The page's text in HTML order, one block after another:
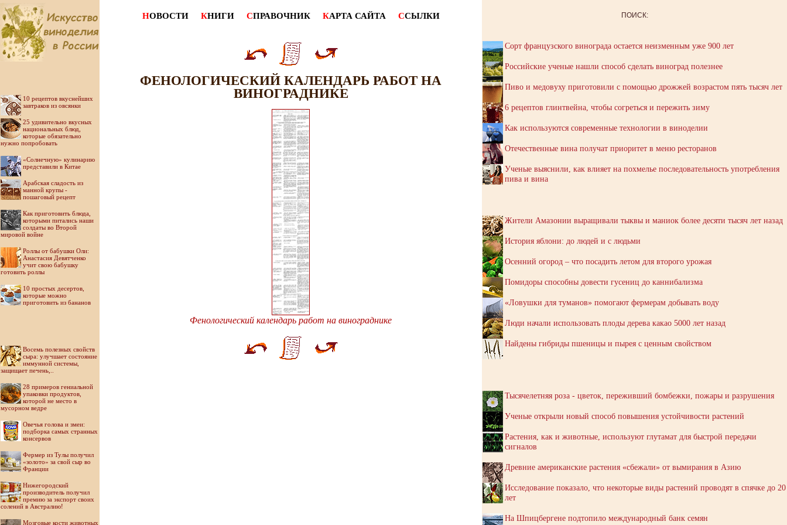
10 рецептов вкуснейших
завтраков из овсянки
25 удивительно вкусных
национальных блюд,
которые обязательно
нужно попробовать
«Солнечную» кулинарию
представили в Китае
Арабская сладость из
манной крупы -
пошаговый рецепт
Как приготовить блюда,
которыми питались наши
солдаты во Второй
мировой войне
Роллы от бабушки Оли:
Анастасия Девятченко
учит свою бабушку
готовить роллы
10 простых десертов,
которые можно
приготовить из бананов
Восемь полезных свойств
сыра: улучшает состояние
иммунной системы,
защищает печень,..
28 примеров гениальной
упаковки продуктов,
которой не место в
мусорном ведре
Овечья голова и змеи:
подборка самых странных
консервов
Фермер из Тулы получил
«золото» за свой сыр во
Франции
Нижегородский
производитель получил
премию за экспорт своих
солений в Австралию!
Мозговые кости животных
НОВОСТИ КНИГИ СПРАВОЧНИК КАРТА САЙТА ССЫЛКИ
ФЕНОЛОГИЧЕСКИЙ КАЛЕНДАРЬ РАБОТ НА
ВИНОГРАДНИКЕ
Фенологический календарь работ на винограднике
ПОИСК:
Сорт французского винограда остается неизменным уже 900 лет
Российские ученые нашли способ сделать виноград полезнее
Пиво и медовуху приготовили с помощью дрожжей возрастом пять тысяч лет
6 рецептов глинтвейна, чтобы согреться и пережить зиму
Как используются современные технологии в виноделии
Отечественные вина получат приоритет в меню ресторанов
Ученые выяснили, как влияет на похмелье последовательность употребления
пива и вина
Жители Амазонии выращивали тыквы и маниок более десяти тысяч лет назад
История яблони: до людей и с людьми
Осенний огород – что посадить летом для второго урожая
Помидоры способны довести гусениц до каннибализма
«Ловушки для туманов» помогают фермерам добывать воду
Люди начали использовать плоды дерева какао 5000 лет назад
Найдены гибриды пшеницы и пырея с ценным свойством
Тысячелетняя роза - цветок, переживший бомбежки, пожары и разрушения
Ученые открыли новый способ повышения устойчивости растений
Растения, как и животные, используют глутамат для быстрой передачи
сигналов
Древние американские растения «сбежали» от вымирания в Азию
Исследование показало, что некоторые виды растений проводят в спячке до 20
лет
На Шпицбергене подтопило международный банк семян